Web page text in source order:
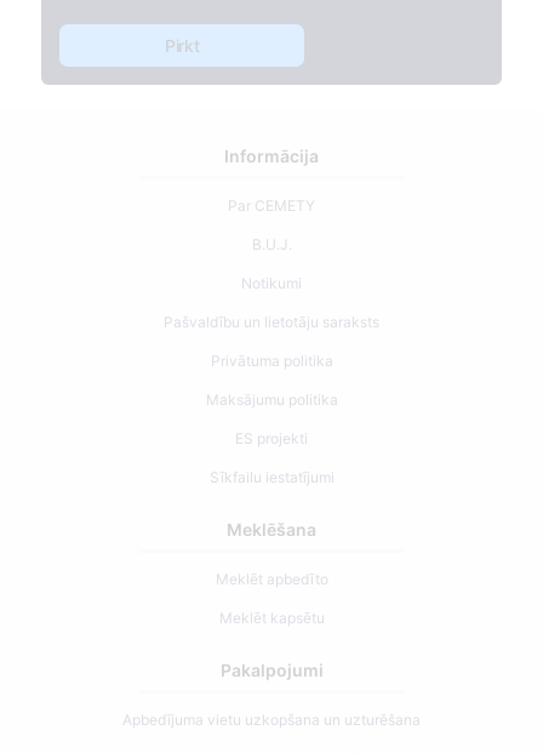
Pirkt
Informācija
Par CEMETY
B.U.J.
Notikumi
Pašvaldību un lietotāju saraksts
Privātuma politika
Maksājumu politika
ES projekti
Sīkfailu iestatījumi
Meklēšana
Meklēt apbedīto
Meklēt kapsētu
Pakalpojumi
Apbedījuma vietu uzkopšana un uzturēšana